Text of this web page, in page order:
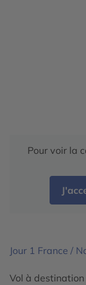
Pour voir la
Jour 1 France /
Vol à destination